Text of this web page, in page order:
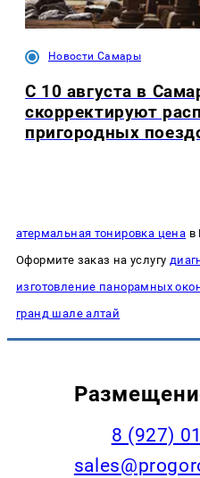
Новости Самары
С 10 августа в
скорректируют
пригородных
атермальная тонировка цена в
Оформите заказ на услугу
изготовление панорамных
гранд шале алтай
8 (927)